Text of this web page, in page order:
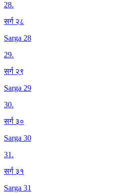
28.
सर्ग २८
Sarga 28
29.
सर्ग २९
Sarga 29
30.
सर्ग ३०
Sarga 30
31.
सर्ग ३१
Sarga 31